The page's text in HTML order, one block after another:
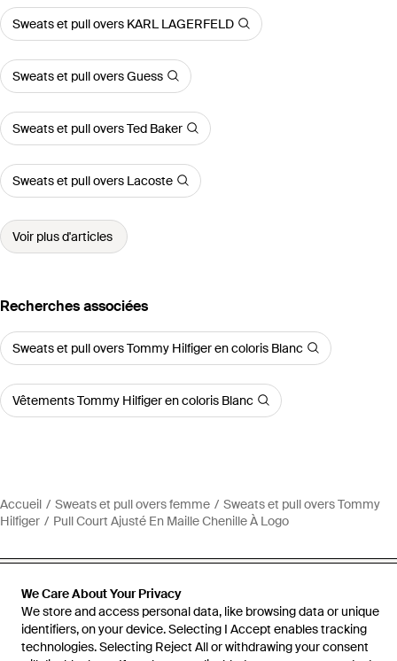
We Care About Your Privacy
We store and access personal data, like browsing data or unique
identifiers, on your device. Selecting I Accept enables tracking
technologies. Selecting Reject All or withdrawing your consent
Sweats et pull overs KARL LAGERFELD
Sweats et pull overs Guess
Sweats et pull overs Ted Baker
Sweats et pull overs Lacoste
Voir plus d'articles
Recherches associées
Sweats et pull overs Tommy Hilfiger en coloris Blanc
Vêtements Tommy Hilfiger en coloris Blanc
Accueil Sweats et pull overs femme
Sweats et pull overs Tommy
Hilfiger
Pull Court Ajusté En Maille Chenille À Logo
Aide et infos